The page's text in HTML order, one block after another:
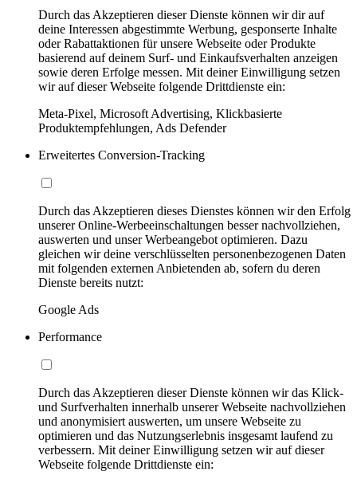
Durch das Akzeptieren dieser Dienste können wir dir auf
deine Interessen abgestimmte Werbung, gesponserte Inhalte
oder Rabattaktionen für unsere Webseite oder Produkte
basierend auf deinem Surf- und Einkaufsverhalten anzeigen
sowie deren Erfolge messen. Mit deiner Einwilligung setzen
wir auf dieser Webseite folgende Drittdienste ein:
Meta-Pixel, Microsoft Advertising, Klickbasierte
Produktempfehlungen, Ads Defender
Erweitertes Conversion-Tracking
Durch das Akzeptieren dieses Dienstes können wir den Erfolg
unserer Online-Werbeeinschaltungen besser nachvollziehen,
auswerten und unser Werbeangebot optimieren. Dazu
gleichen wir deine verschlüsselten personenbezogenen Daten
mit folgenden externen Anbietenden ab, sofern du deren
Dienste bereits nutzt:
Google Ads
Performance
Durch das Akzeptieren dieser Dienste können wir das Klick-
und Surfverhalten innerhalb unserer Webseite nachvollziehen
und anonymisiert auswerten, um unsere Webseite zu
optimieren und das Nutzungserlebnis insgesamt laufend zu
verbessern. Mit deiner Einwilligung setzen wir auf dieser
Webseite folgende Drittdienste ein: